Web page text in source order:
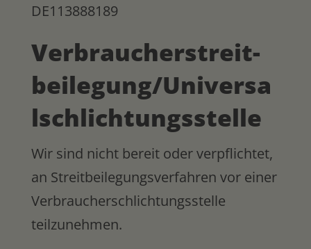
DE113888189
Verbraucher­streit­
beilegung/Universa
l­schlichtungs­stelle
Wir sind nicht bereit oder verpflichtet,
an Streitbeilegungsverfahren vor einer
Verbraucherschlichtungsstelle
teilzunehmen.